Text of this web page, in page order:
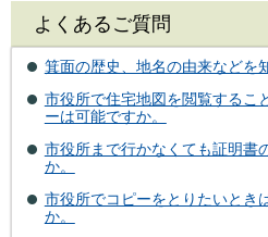
よくあるご質問
箕面の歴史、地名の由来などを
市役所で住宅地図を閲覧するこ
ーは可能ですか。
市役所まで行かなくても証明書
か。
市役所でコピーをとりたいとき
か。